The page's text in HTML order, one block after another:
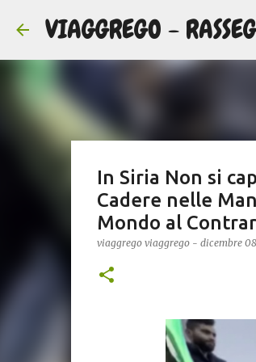
VIAGGREGO -
In Siria Non si
Cadere nelle
Mondo al
viaggrego viaggrego - dicembre